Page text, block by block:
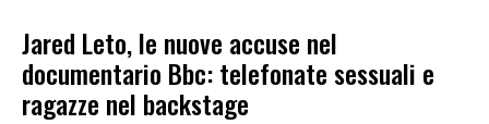
Jared Leto, le nuove accuse nel
documentario Bbc: telefonate sessuali e
ragazze nel backstage